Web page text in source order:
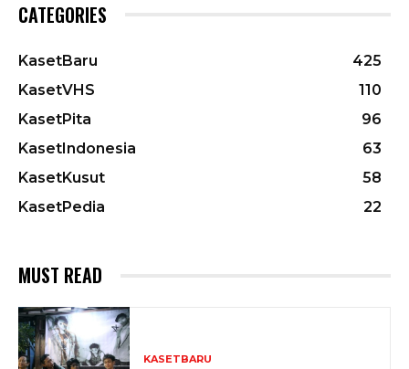
CATEGORIES
KasetBaru
425
KasetVHS
110
KasetPita
96
KasetIndonesia
63
KasetKusut
58
KasetPedia
22
MUST READ
KASETBARU